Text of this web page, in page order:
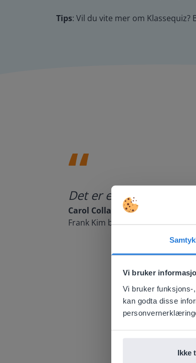
Vi bruker
Vi bruker
kan godta disse
Ikke
Tips: Vil du vite mer om Klassequiz?
Det er et flott verktøy
Carol Collack
Frank Kim barneskole, (Nevada)